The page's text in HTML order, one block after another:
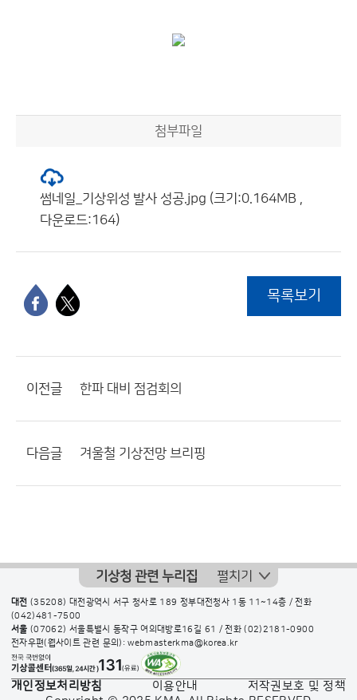
첨부파일
썸네일_기상위성 발사 성공.jpg (크기:0.164MB ,
다운로드:164)
목록보기
이전글 한파 대비 점검회의
다음글 겨울철 기상전망 브리핑
기상청 관련 누리집 펼치기
대전 (35208) 대전광역시 서구 청사로 189 정부대전청사 1동 11~14층 / 전화
(042)481-7500
서울 (07062) 서울특별시 동작구 여의대방로16길 61 / 전화(02)2181-0900
전자우편(웹사이트 관련 문의): webmasterkma@korea.kr
개인정보처리방침 이용안내
저작권보호 및 정책